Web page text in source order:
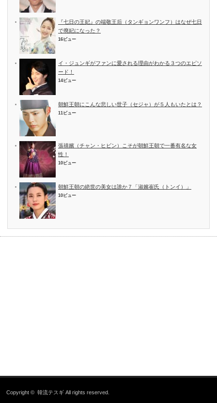
『七日の王妃』の端敬王后（タンギョンワンフ）はなぜ七日
で廃妃になった？
16ビュー
イ・ジュンギがファンに愛される理由がわかる３つのエピソ
ード！
14ビュー
朝鮮王朝にこんな悲しい世子（セジャ）が５人もいたとは？
11ビュー
張禧嬪（チャン・ヒビン）こそが朝鮮王朝で一番有名な女
性！
10ビュー
朝鮮王朝の絶世の美女は誰か７「淑嬪崔氏（トンイ）」
10ビュー
Copyright ©韓流テスギ All rights reserved.